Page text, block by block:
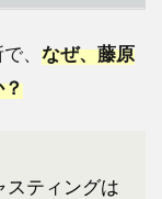
、 なぜ、藤原
？
スティングは